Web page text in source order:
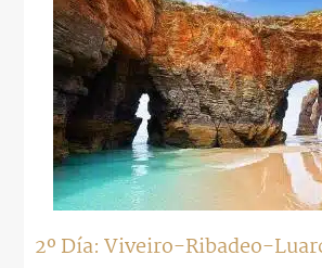
2º Día: Viveiro-Ribadeo-